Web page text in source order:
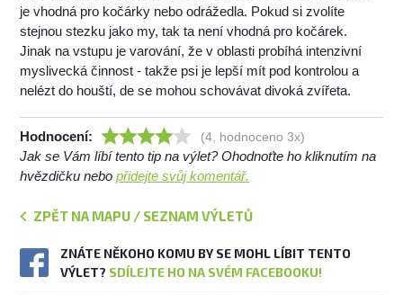
je vhodná pro kočárky nebo odrážedla. Pokud si zvolíte
stejnou stezku jako my, tak ta není vhodná pro kočárek.
Jinak na vstupu je varování, že v oblasti probíhá intenzivní
myslivecká činnost - takže psi je lepší mít pod kontrolou a
nelézt do houští, de se mohou schovávat divoká zvířeta.
Hodnocení: (4, hodnoceno 3x)
Jak se Vám líbí tento tip na výlet? Ohodnoťte ho kliknutím na
hvězdičku nebopřidejte svůj komentář.
ZPĚT NA MAPU / SEZNAM VÝLETŮ
ZNÁTE NĚKOHO KOMU BY SE MOHL LÍBIT TENTO
VÝLET? SDÍLEJTE HO NA SVÉM FACEBOOKU!